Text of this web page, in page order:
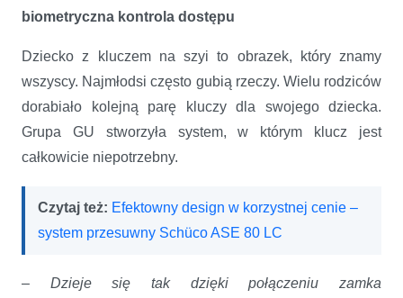
biometryczna kontrola dostępu
Dziecko z kluczem na szyi to obrazek, który znamy
wszyscy. Najmłodsi często gubią rzeczy. Wielu rodziców
dorabiało kolejną parę kluczy dla swojego dziecka.
Grupa GU stworzyła system, w którym klucz jest
całkowicie niepotrzebny.
Czytaj też: Efektowny design w korzystnej cenie –
system przesuwny Schüco ASE 80 LC
– Dzieje się tak dzięki połączeniu zamka